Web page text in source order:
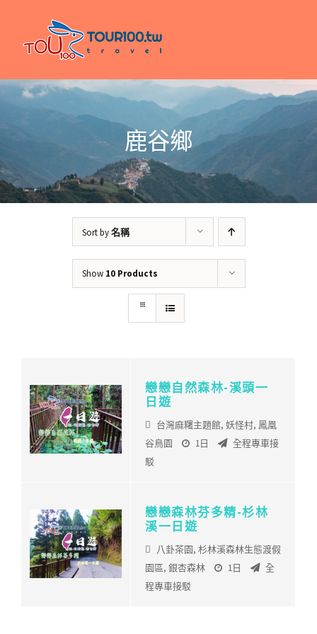
content
鹿谷鄉
Sort by名稱
Show 10 Products
戀戀自然森林-溪頭一
日遊
台灣麻糬主題館, 妖怪村, 鳳凰
谷鳥園
1日
全程專車接
駁
戀戀森林芬多精-杉林
溪一日遊
八卦茶園, 杉林溪森林生態渡假
園區, 銀杏森林 1日
全
程專車接駁